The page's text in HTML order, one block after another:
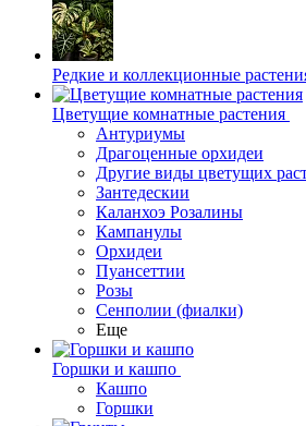
Редкие и коллекционные
Цветущие комнатные растения
Антуриумы
Драгоценные орхидеи
Другие виды цветущих
Зантедескии
Каланхоэ Розалины
Кампанулы
Орхидеи
Пуансеттии
Розы
Сенполии (фиалки)
Еще
Горшки и кашпо
Кашпо
Горшки